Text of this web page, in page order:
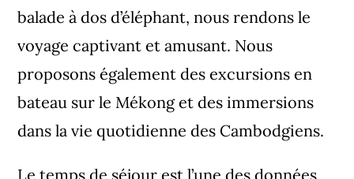
balade à dos d’éléphant, nous rendons le
voyage captivant et amusant. Nous
proposons également des excursions en
bateau sur le Mékong et des immersions
dans la vie quotidienne des Cambodgiens.
Le temps de séjour est l’une des données